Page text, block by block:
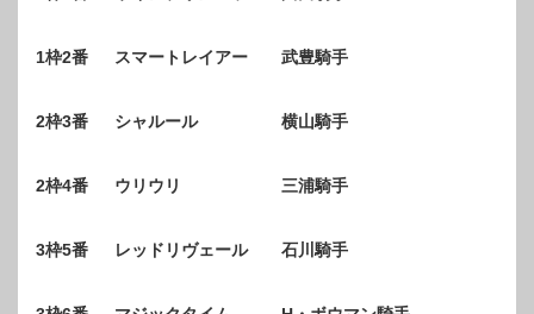
1枠2番 スマートレイアー 武豊騎手
2枠3番 シャルール 横山騎手
2枠4番 ウリウリ 三浦騎手
3枠5番 レッドリヴェール 石川騎手